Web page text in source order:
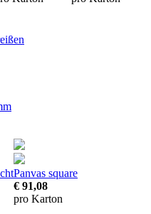
Panvas square
€ 91,08
pro Karton